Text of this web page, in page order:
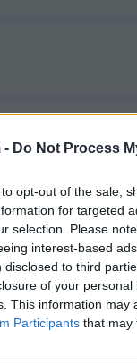
- Do Not Process
opt-out of the sale,
for targeted
selection. Please
interest-based
disclosed to third
of your personal
This information may
Participants that may